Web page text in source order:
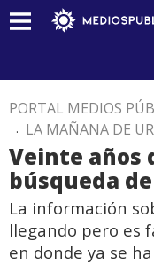
PORTAL MEDIOS
. LA MAÑANA DE
Veinte años
búsqueda
La información
llegando pero es
en donde ya se